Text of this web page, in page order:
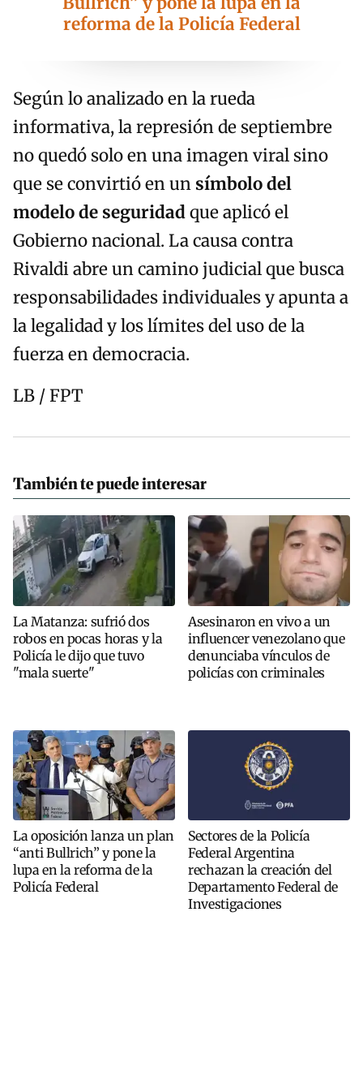
reforma de la Policía Federal
Según lo analizado en la rueda
informativa, la represión de septiembre
no quedó solo en una imagen viral sino
que se convirtió en un símbolo del
modelo de seguridadque aplicó el
Gobierno nacional. La causa contra
Rivaldi abre un camino judicial que busca
responsabilidades individuales y apunta a
la legalidad y los límites del uso de la
fuerza en democracia.
LB / FPT
También te puede interesar
La Matanza: sufrió dos
robos en pocas horas y la
Policía le dijo que tuvo
"mala suerte"
Asesinaron en vivo a un
influencer venezolano que
denunciaba vínculos de
policías con criminales
La oposición lanza un plan
“anti Bullrich” y pone la
lupa en la reforma de la
Policía Federal
Sectores de la Policía
Federal Argentina
rechazan la creación del
Departamento Federal de
Investigaciones